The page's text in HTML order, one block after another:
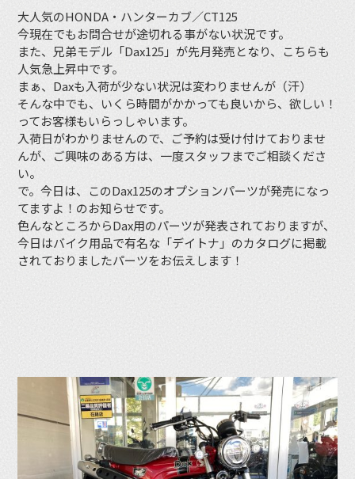
大人気のHONDA・ハンターカブ／CT125
今現在でもお問合せが途切れる事がない状況です。
また、兄弟モデル「Dax125」が先月発売となり、こちらも
人気急上昇中です。
まぁ、Daxも入荷が少ない状況は変わりませんが（汗）
そんな中でも、いくら時間がかかっても良いから、欲しい！
ってお客様もいらっしゃいます。
入荷日がわかりませんので、ご予約は受け付けておりませ
んが、ご興味のある方は、一度スタッフまでご相談くださ
い。
で。今日は、このDax125のオプションパーツが発売になっ
てますよ！のお知らせです。
色んなところからDax用のパーツが発表されておりますが、
今日はバイク用品で有名な「デイトナ」のカタログに掲載
されておりましたパーツをお伝えします！